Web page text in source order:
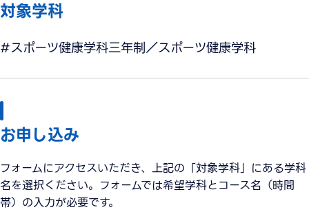
対象学科
#スポーツ健康学科三年制／スポーツ健康学科
お申し込み
フォームにアクセスいただき、上記の「対象学科」にある学科
名を選択ください。フォームでは希望学科とコース名（時間
帯）の入力が必要です。